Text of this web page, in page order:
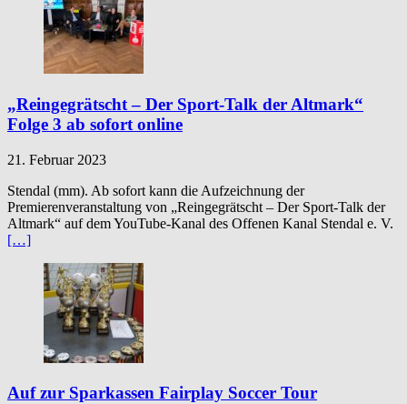
„Reingegrätscht – Der Sport-Talk der Altmark“
Folge 3 ab sofort online
21. Februar 2023
Stendal (mm). Ab sofort kann die Aufzeichnung der
Premierenveranstaltung von „Reingegrätscht – Der Sport-Talk der
Altmark“ auf dem YouTube-Kanal des Offenen Kanal Stendal e. V.
[…]
Auf zur Sparkassen Fairplay Soccer Tour